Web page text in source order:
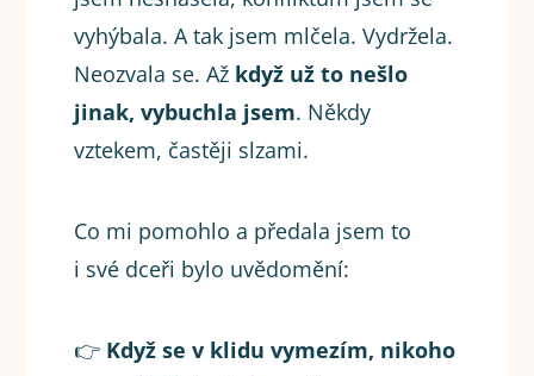
vyhýbala. A tak jsem mlčela. Vydržela.
Neozvala se. Až když už to nešlo
jinak, vybuchla jsem. Někdy
vztekem, častěji slzami.
Co mi pomohlo a předala jsem to
i své dceři bylo uvědomění:
👉 Když se v klidu vymezím, nikoho